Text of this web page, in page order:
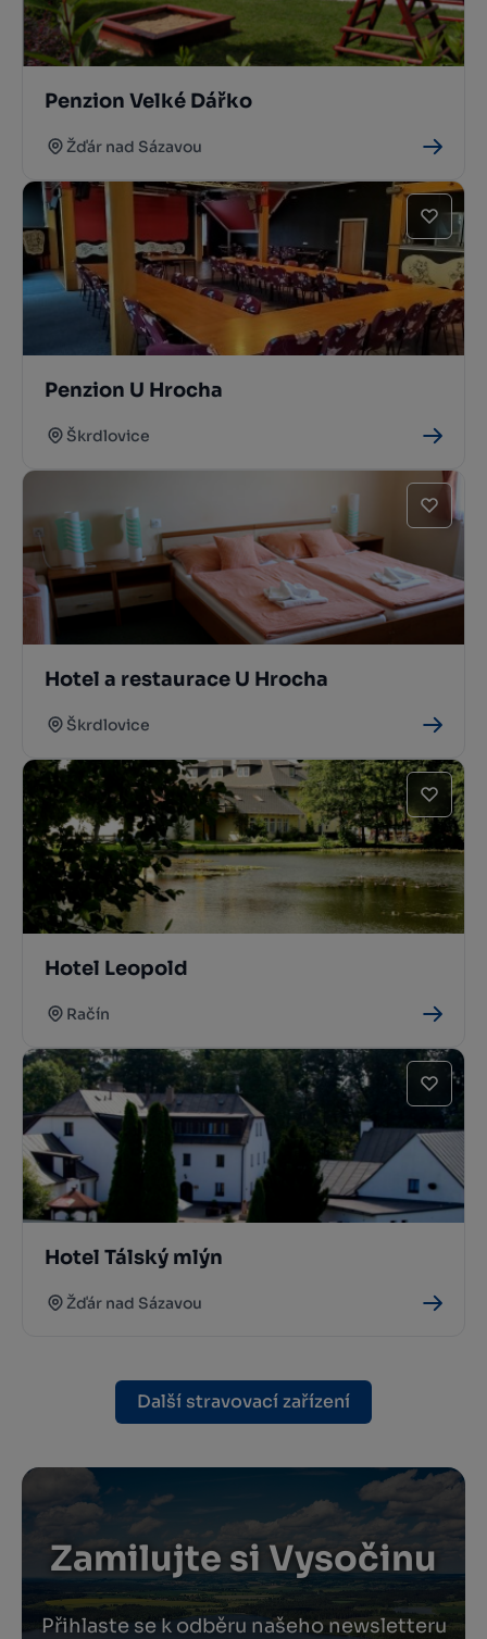
Penzion Velké Dářko
Žďár nad Sázavou
Penzion U Hrocha
Škrdlovice
Hotel a restaurace U Hrocha
Škrdlovice
Hotel Leopold
Račín
Hotel Tálský mlýn
Žďár nad Sázavou
Další stravovací zařízení
Zamilujte si Vysočinu
Přihlaste se k odběru našeho newsletteru